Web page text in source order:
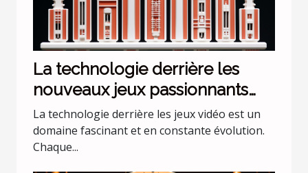
La technologie derrière les
nouveaux jeux passionnants
sur Nintendo Switch en
octobre
La technologie derrière les jeux vidéo est un
domaine fascinant et en constante évolution.
Chaque...